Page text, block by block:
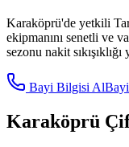
Karaköprü'de yetkili
ekipmanını senetli ve
sezonu nakit sıkışıklığı
Bayi Bilgisi Al
Karaköprü